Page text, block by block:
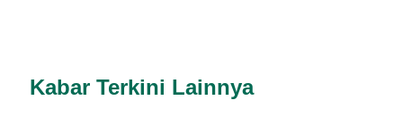
Kabar Terkini Lainnya